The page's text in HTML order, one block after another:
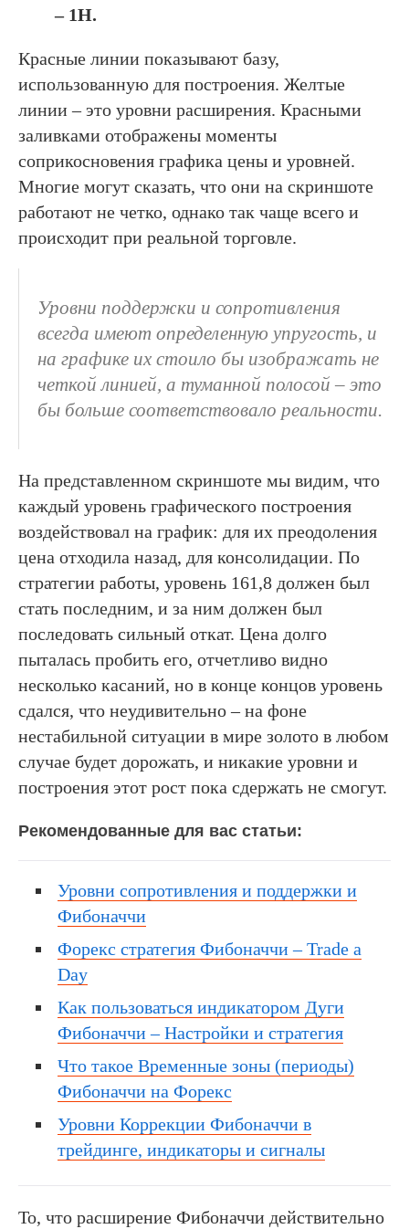
– 1Н.
Красные линии показывают базу,
использованную для построения. Желтые
линии – это уровни расширения. Красными
заливками отображены моменты
соприкосновения графика цены и уровней.
Многие могут сказать, что они на скриншоте
работают не четко, однако так чаще всего и
происходит при реальной торговле.
Уровни поддержки и сопротивления
всегда имеют определенную упругость, и
на графике их стоило бы изображать не
четкой линией, а туманной полосой – это
бы больше соответствовало реальности.
На представленном скриншоте мы видим, что
каждый уровень графического построения
воздействовал на график: для их преодоления
цена отходила назад, для консолидации. По
стратегии работы, уровень 161,8 должен был
стать последним, и за ним должен был
последовать сильный откат. Цена долго
пыталась пробить его, отчетливо видно
несколько касаний, но в конце концов уровень
сдался, что неудивительно – на фоне
нестабильной ситуации в мире золото в любом
случае будет дорожать, и никакие уровни и
построения этот рост пока сдержать не смогут.
Рекомендованные для вас статьи:
Уровни сопротивления и поддержки и
Фибоначчи
Форекс стратегия Фибоначчи – Trade a
Day
Как пользоваться индикатором Дуги
Фибоначчи – Настройки и стратегия
Что такое Временные зоны (периоды)
Фибоначчи на Форекс
Уровни Коррекции Фибоначчи в
трейдинге, индикаторы и сигналы
То, что расширение Фибоначчи действительно